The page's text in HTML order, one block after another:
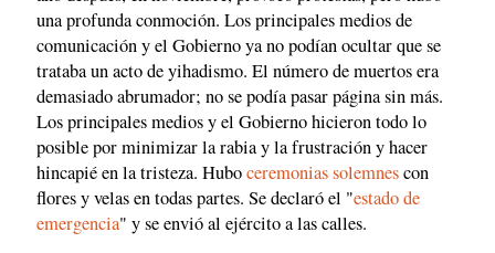
una profunda conmoción. Los principales medios de
comunicación y el Gobierno ya no podían ocultar que se
trataba un acto de yihadismo. El número de muertos era
demasiado abrumador; no se podía pasar página sin más.
Los principales medios y el Gobierno hicieron todo lo
posible por minimizar la rabia y la frustración y hacer
hincapié en la tristeza. Huboceremonias solemnescon
flores y velas en todas partes. Se declaró el "estado de
emergencia" y se envió al ejército a las calles.